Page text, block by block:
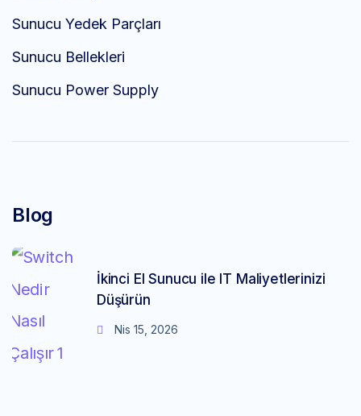
Sunucu Yedek Parçları
Sunucu Bellekleri
Sunucu Power Supply
Blog
İkinci El Sunucu ile IT Maliyetlerinizi
Düşürün
Nis 15, 2026